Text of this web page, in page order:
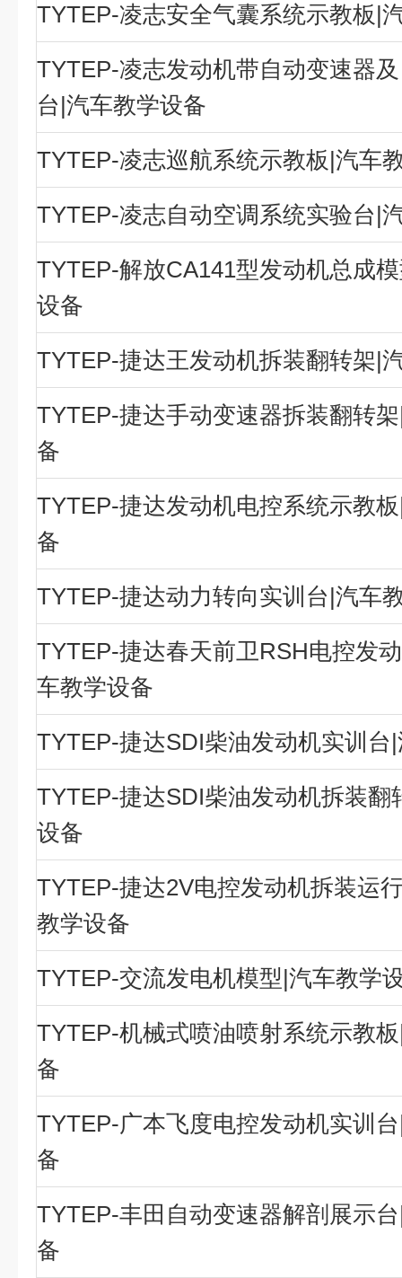
TYTEP-凌志安全气囊系统示教板|
TYTEP-凌志发动机带自动变速器
台|汽车教学设备
TYTEP-凌志巡航系统示教板|汽车
TYTEP-凌志自动空调系统实验台|
TYTEP-解放CA141型发动机总成
设备
TYTEP-捷达王发动机拆装翻转架|
TYTEP-捷达手动变速器拆装翻转
备
TYTEP-捷达发动机电控系统示教
备
TYTEP-捷达动力转向实训台|汽车
TYTEP-捷达春天前卫RSH电控发
车教学设备
TYTEP-捷达SDI柴油发动机实训台
TYTEP-捷达SDI柴油发动机拆装翻
设备
TYTEP-捷达2V电控发动机拆装运
教学设备
TYTEP-交流发电机模型|汽车教学
TYTEP-机械式喷油喷射系统示教
备
TYTEP-广本飞度电控发动机实训
备
TYTEP-丰田自动变速器解剖展示
备